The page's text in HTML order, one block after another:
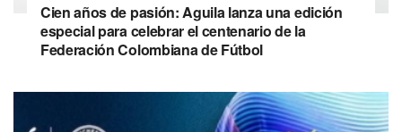
Cien años de pasión: Aguila lanza una edición
especial para celebrar el centenario de la
Federación Colombiana de Fútbol